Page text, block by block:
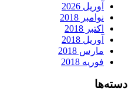
آوریل 2026
نوامبر 2018
اکتبر 2018
آوریل 2018
مارس 2018
فوریه 2018
دسته‌ها